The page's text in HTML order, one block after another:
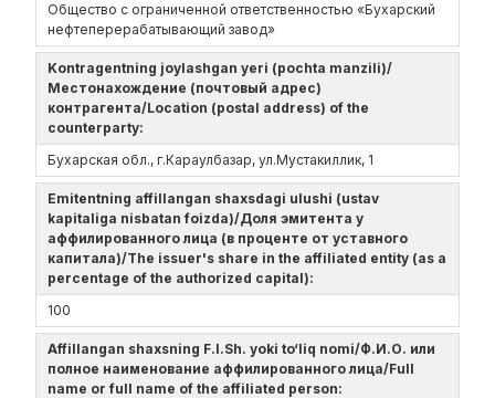
Общество с ограниченной ответственностью «Бухарский
нефтеперерабатывающий завод»
Kontragentning joylashgan yeri (pochta manzili)/
Местонахождение (почтовый адрес)
контрагента/Location (postal address) of the
counterparty:
Бухарская обл., г.Караулбазар, ул.Мустакиллик, 1
Emitentning affillangan shaxsdagi ulushi (ustav
kapitaliga nisbatan foizda)/Доля эмитента у
аффилированного лица (в проценте от уставного
капитала)/The issuer's share in the affiliated entity (as a
percentage of the authorized capital):
100
Affillangan shaxsning F.I.Sh. yoki to‘liq nomi/Ф.И.О. или
полное наименование аффилированного лица/Full
name or full name of the affiliated person: